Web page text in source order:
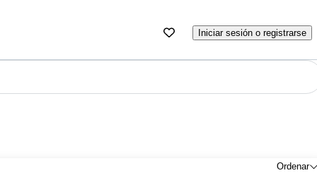
Iniciar sesión o registrarse
Ordenar